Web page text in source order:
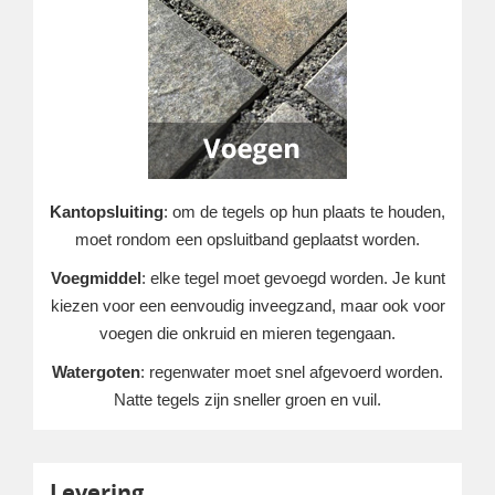
Kantopsluiting: om de tegels op hun plaats te houden,
moet rondom een opsluitband geplaatst worden.
Voegmiddel: elke tegel moet gevoegd worden. Je kunt
kiezen voor een eenvoudig inveegzand, maar ook voor
voegen die onkruid en mieren tegengaan.
Watergoten: regenwater moet snel afgevoerd worden.
Natte tegels zijn sneller groen en vuil.